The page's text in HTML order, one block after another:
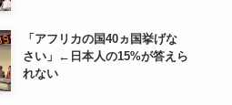
「アフリカの国40ヵ国挙げな
さい」←日本人の15%が答えら
れない